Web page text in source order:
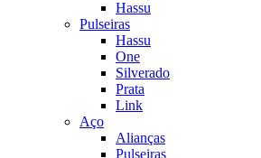
Hassu
Pulseiras
Hassu
One
Silverado
Prata
Link
Aço
Alianças
Pulseiras